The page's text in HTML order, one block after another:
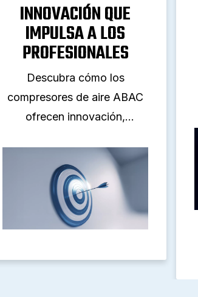
INNOVACIÓN QUE
IMPULSA A LOS
PROFESIONALES
Descubra cómo los
compresores de aire ABAC
ofrecen innovación,
Desde modelos exentos de
aceite hasta modelos
silenciosos y portátiles,
ABAC impulsa a
profesionales de todo el